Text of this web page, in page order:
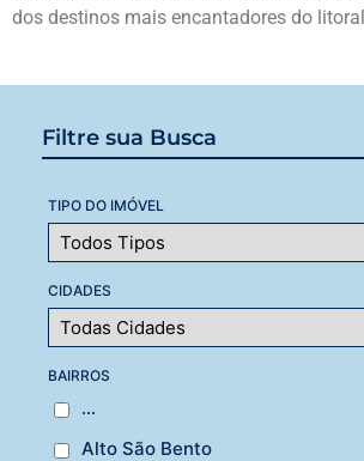
Filtre sua Busca
TIPO DO IMÓVEL
CIDADES
BAIRROS
...
Alto São Bento
dos destinos mais encantadores do